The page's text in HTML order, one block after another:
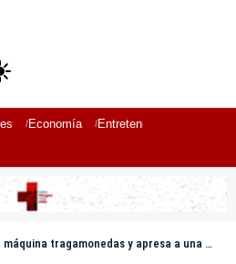
Economía Entretenimiento
y apresa a una persona por venta ilegal de lotería en Espaillat